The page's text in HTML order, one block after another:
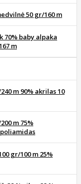
50 gr/160 m
70% baby alpaka
m
m 90% akrilas 10
m 75%
gr/100 m 25%